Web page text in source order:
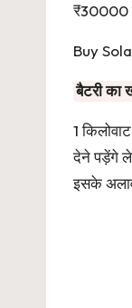
₹30000
Buy
बैटरी का
1
देने पड़ेंगे
इसके